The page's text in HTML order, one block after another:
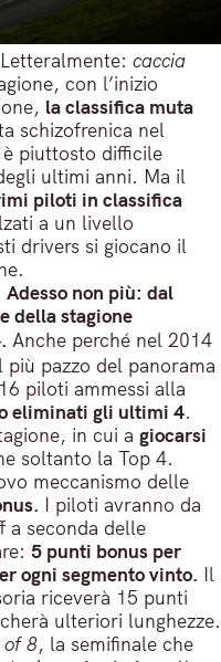
caccia
con l’inizio
la classifica muta
schizofrenica nel
piuttosto difficile
ultimi anni. Ma il
piloti in classifica
a un livello
drivers si giocano il
Adesso non più: dal
della stagione
Anche perché nel 2014
pazzo del panorama
piloti ammessi alla
eliminati gli ultimi 4.
in cui a giocarsi
soltanto la Top 4.
meccanismo delle
I piloti avranno da
a seconda delle
5 punti bonus per
ogni segmento vinto. Il
riceverà 15 punti
ulteriori lunghezze.
of 8, la semifinale che